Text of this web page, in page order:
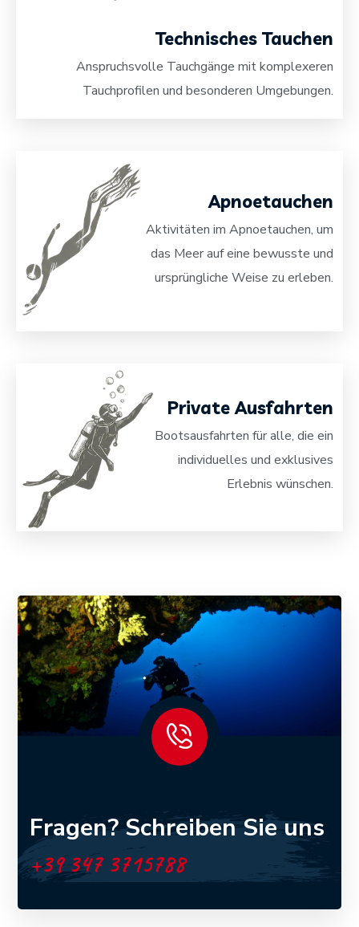
Technisches Tauchen
Anspruchsvolle Tauchgänge mit komplexeren
Tauchprofilen und besonderen Umgebungen.
Apnoetauchen
Aktivitäten im Apnoetauchen, um
das Meer auf eine bewusste und
ursprüngliche Weise zu erleben.
Private Ausfahrten
Bootsausfahrten für alle, die ein
individuelles und exklusives
Erlebnis wünschen.
Fragen? Schreiben Sie uns
+39 347 3715788